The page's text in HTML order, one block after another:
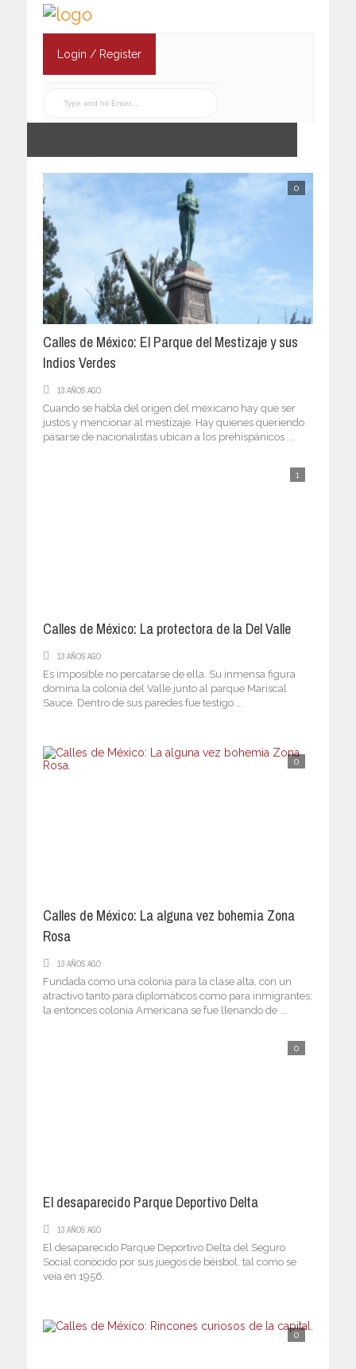
Login / Register
0
Calles de México: El Parque del Mestizaje y sus
Indios Verdes
13 AÑOS AGO
Cuando se habla del origen del mexicano hay que ser
justos y mencionar al mestizaje. Hay quienes queriendo
pasarse de nacionalistas ubican a los prehispánicos ...
1
Calles de México: La protectora de la Del Valle
13 AÑOS AGO
Es imposible no percatarse de ella. Su inmensa figura
domina la colonia del Valle junto al parque Mariscal
Sauce. Dentro de sus paredes fue testigo ...
0
Calles de México: La alguna vez bohemia Zona
Rosa
13 AÑOS AGO
Fundada como una colonia para la clase alta, con un
atractivo tanto para diplomáticos como para inmigrantes;
la entonces colonia Americana se fue llenando de ...
0
El desaparecido Parque Deportivo Delta
13 AÑOS AGO
El desaparecido Parque Deportivo Delta del Seguro
Social conocido por sus juegos de béisbol, tal como se
veía en 1956.
0